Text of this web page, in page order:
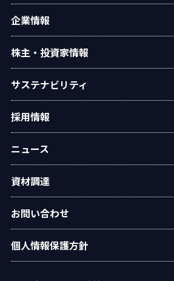
設備・システム
タクマの技術紹介
タクマ技報
学会発表
企業情報
ご挨拶
経営理念
会社概要
沿革
役員一覧
組織図
事業所・拠点
グループ会社
株主・投資家情報
個人投資家の皆様へ
経営方針・戦略
業績・財務
IRライブラリー
株式情報
IRカレンダー
電子公告
IRサイトマップ
サステナビリティ
トップコミットメント
タクマのサステナビリティ
ESGデータ
統合報告書
環境
社会
ガバナンス
イニシアチブ・外部評価
採用情報
グループ会社採用情報
オリジナルアニメ「この空の下で」
ニュース
資材調達
資材調達方針
調達手順
資材調達 応募フォーム
お問い合わせ
水処理プラントに関するお問い合わ
エネルギープラントに関するお問
汎用ボイラに関するお問い合わせ
個人情報保護方針